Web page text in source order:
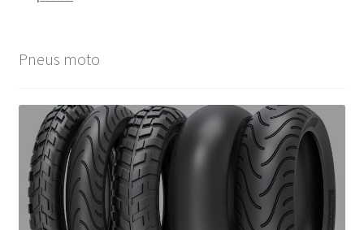
Pneus moto